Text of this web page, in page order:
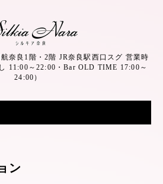
奈良1階・2階 JR奈良駅西口スグ 営業時
11:00～22:00・Bar OLD TIME 17:00～
24:00）
ン